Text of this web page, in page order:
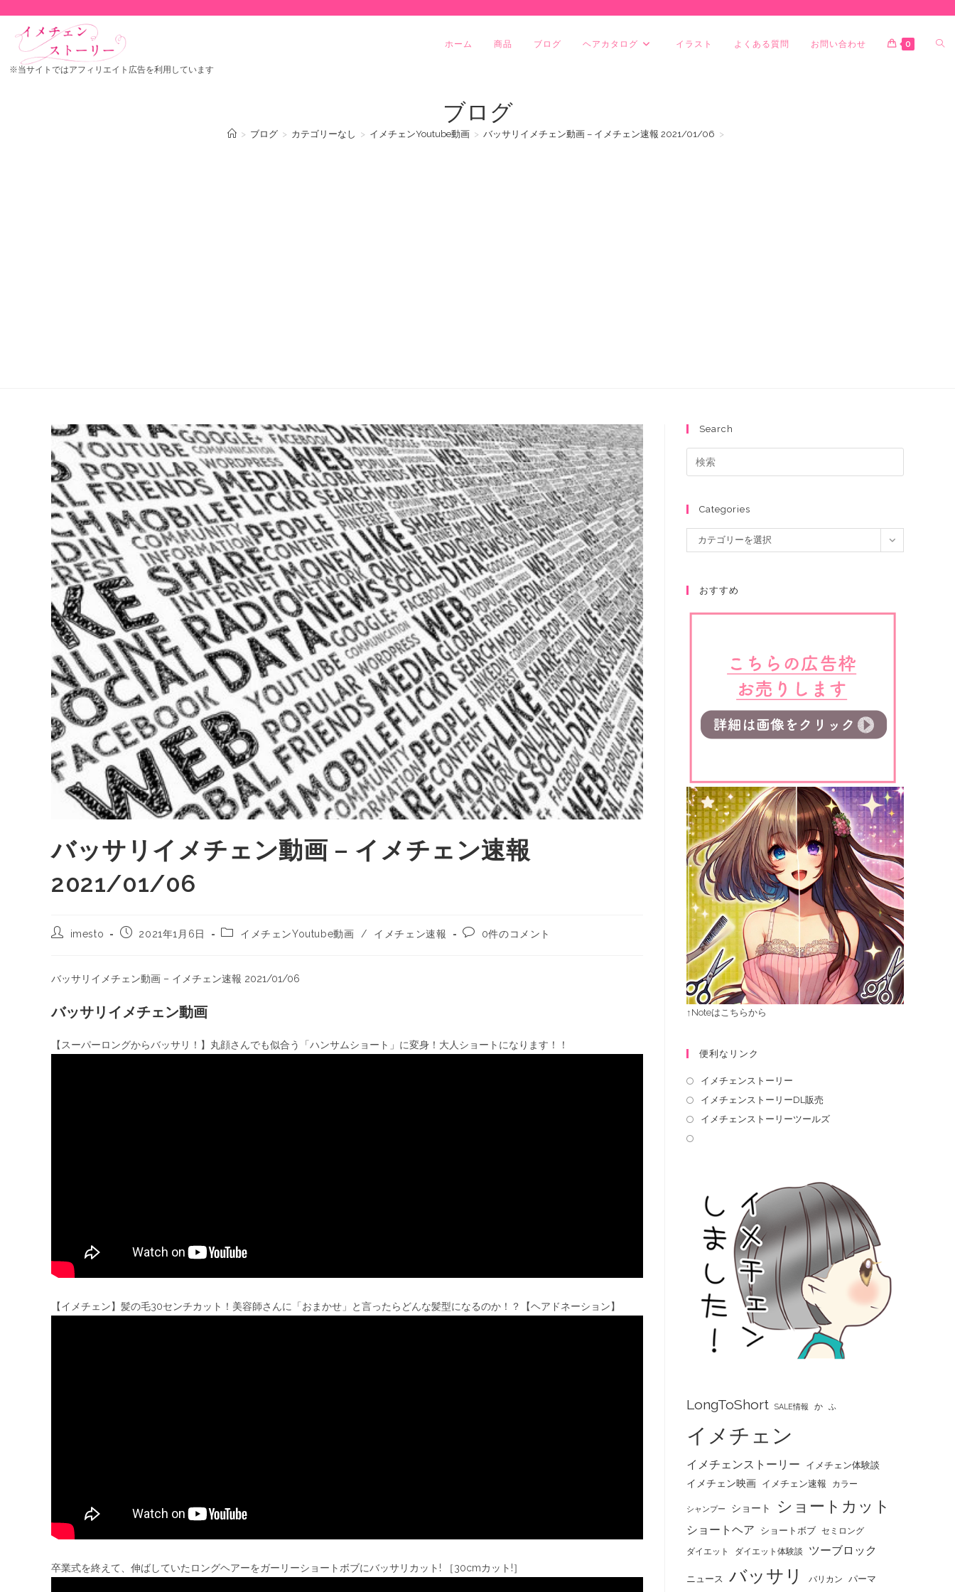
※当サイトではアフィリエイト広告を利用しています
ホーム 商品 ブログ ヘアカタログ イラスト よくある質問 お問い合わせ 0
ブログ
> ブログ > カテゴリーなし > イメチェンYoutube動画 > バッサリイメチェン動画 – イメチェン速報 2021/01/06 >
バッサリイメチェン動画 – イメチェン速報
2021/01/06
imesto 2021年1月6日 イメチェンYoutube動画 / イメチェン速報 0件のコメント
バッサリイメチェン動画 – イメチェン速報 2021/01/06
バッサリイメチェン動画
【スーパーロングからバッサリ！】丸顔さんでも似合う「ハンサムショート」に変身！大人ショートになります！！
【イメチェン】髪の毛30センチカット！美容師さんに「おまかせ」と言ったらどんな髪型になるのか！？【ヘアドネーション】
卒業式を終えて、伸ばしていたロングヘアーをガーリーショートボブにバッサリカット! ［30cmカット!］
Search
Categories
カテゴリーを選択
おすすめ
↑Noteはこちらから
便利なリンク
イメチェンストーリー
イメチェンストーリーDL販売
イメチェンストーリーツールズ
LongToShort SALE情報 か ふ
イメチェン
イメチェンストーリー イメチェン体験談
イメチェン映画 イメチェン速報 カラー
シャンプー ショート ショートカット
ショートヘア ショートボブ セミロング
ダイエット ダイエット体験談 ツーブロック
ニュース バッサリ バリカン パーマ